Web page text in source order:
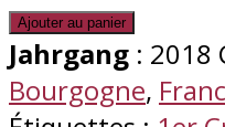
Ajouter au panier
Jahrgang : 2018
Bourgogne,